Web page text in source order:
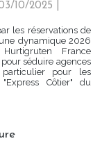
10/2025
les réservations de
dynamique 2026
France
séduire agences
pour les
Côtier" du